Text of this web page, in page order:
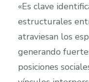
«Es clave
estructurales
atraviesan los
generando
posiciones